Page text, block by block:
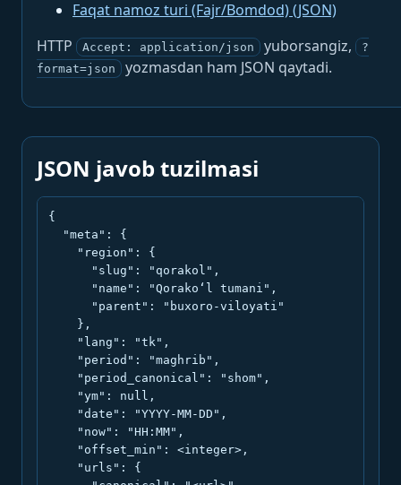
Faqat namoz turi (Fajr/Bomdod) (JSON)
HTTP
Accept: application/json yuborsangiz,
?
format=json
yozmasdan ham JSON qaytadi.
JSON javob tuzilmasi
{
  "meta": {
    "region": {
      "slug": "qorakol",
      "name": "Qorako‘l tumani",
      "parent": "buxoro-viloyati"
    },
    "lang": "tk",
    "period": "maghrib",
    "period_canonical": "shom",
    "ym": null,
    "date": "YYYY-MM-DD",
    "now": "HH:MM",
    "offset_min": <integer>,
    "urls": {